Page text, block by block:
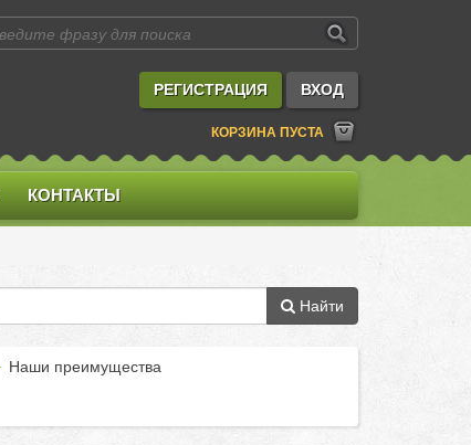
РЕГИСТРАЦИЯ ВХОД
КОРЗИНА ПУСТА
КОНТАКТЫ
Найти
Наши преимущества